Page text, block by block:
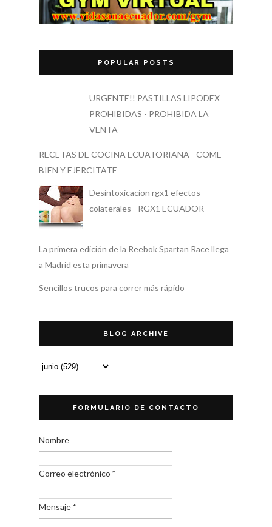
POPULAR POSTS
URGENTE!! PASTILLAS LIPODEX
PROHIBIDAS - PROHIBIDA LA
VENTA
RECETAS DE COCINA ECUATORIANA - COME
BIEN Y EJERCITATE
Desintoxicacion rgx1 efectos
colaterales - RGX1 ECUADOR
La primera edición de la Reebok Spartan Race llega
a Madrid esta primavera
Sencillos trucos para correr más rápido
BLOG ARCHIVE
FORMULARIO DE CONTACTO
Nombre
Correo electrónico *
Mensaje*